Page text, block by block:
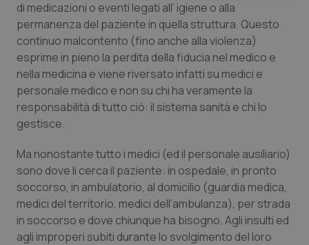
di medicazioni o eventi legati all’ igiene o alla
permanenza del paziente in quella struttura. Questo
continuo malcontento (fino anche alla violenza)
esprime in pieno la perdita della fiducia nel medico e
nella medicina e viene riversato infatti su medici e
personale medico e non su chi ha veramente la
responsabilità di tutto ciò: il sistema sanità e chi lo
gestisce.
Ma nonostante tutto i medici (ed il personale ausiliario)
sono dove li cerca il paziente: in ospedale, in pronto
soccorso, in ambulatorio, al domicilio (guardia medica,
medici del territorio, medici dell’ambulanza), per strada
in soccorso e dove chiunque ha bisogno. Agli insulti ed
agli improperi subiti durante lo svolgimento del loro
Necessari Statistici Marketing
sito web abilitandone funzionalità di base quali la
protette del sito. Il sito web non è in grado di
funzionare correttamente senza questi cookie.
Nome
Fornitore Dominio
VISITOR_PRIVACY_METADATA
YouTube
.youtube.com
5